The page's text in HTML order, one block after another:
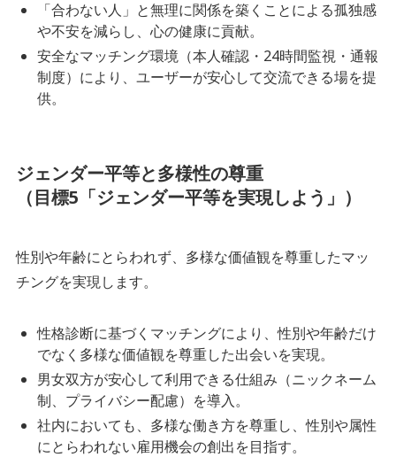
「合わない人」と無理に関係を築くことによる孤独感
や不安を減らし、心の健康に貢献。
安全なマッチング環境（本人確認・24時間監視・通報
制度）により、ユーザーが安心して交流できる場を提
供。
ジェンダー平等と多様性の尊重
（目標5「ジェンダー平等を実現しよう」）
性別や年齢にとらわれず、多様な価値観を尊重したマッ
チングを実現します。
性格診断に基づくマッチングにより、性別や年齢だけ
でなく多様な価値観を尊重した出会いを実現。
男女双方が安心して利用できる仕組み（ニックネーム
制、プライバシー配慮）を導入。
社内においても、多様な働き方を尊重し、性別や属性
にとらわれない雇用機会の創出を目指す。